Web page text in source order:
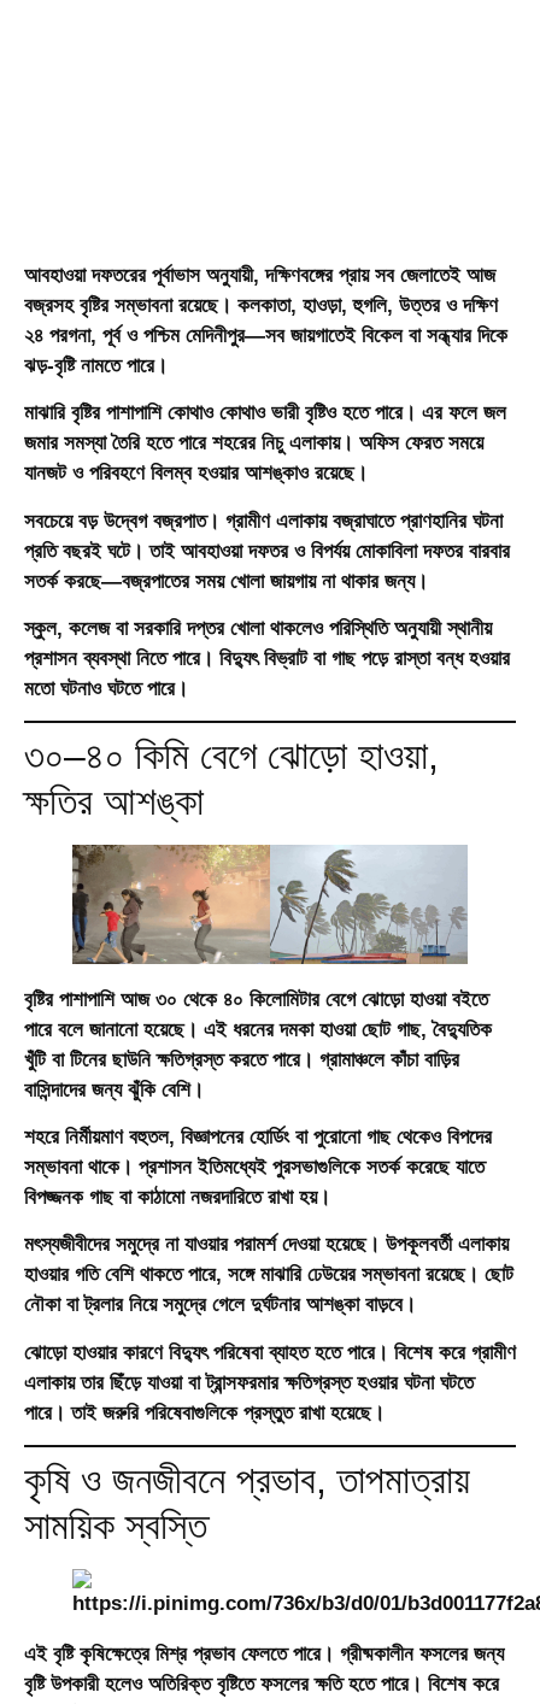
আবহাওয়া দফতরের পূর্বাভাস অনুযায়ী, দক্ষিণবঙ্গের প্রায় সব জেলাতেই আজ
বজ্রসহ বৃষ্টির সম্ভাবনা রয়েছে। কলকাতা, হাওড়া, হুগলি, উত্তর ও দক্ষিণ
২৪ পরগনা, পূর্ব ও পশ্চিম মেদিনীপুর—সব জায়গাতেই বিকেল বা সন্ধ্যার দিকে
ঝড়-বৃষ্টি নামতে পারে।
মাঝারি বৃষ্টির পাশাপাশি কোথাও কোথাও ভারী বৃষ্টিও হতে পারে। এর ফলে জল
জমার সমস্যা তৈরি হতে পারে শহরের নিচু এলাকায়। অফিস ফেরত সময়ে
যানজট ও পরিবহণে বিলম্ব হওয়ার আশঙ্কাও রয়েছে।
সবচেয়ে বড় উদ্বেগ বজ্রপাত। গ্রামীণ এলাকায় বজ্রাঘাতে প্রাণহানির ঘটনা
প্রতি বছরই ঘটে। তাই আবহাওয়া দফতর ও বিপর্যয় মোকাবিলা দফতর বারবার
সতর্ক করছে—বজ্রপাতের সময় খোলা জায়গায় না থাকার জন্য।
স্কুল, কলেজ বা সরকারি দপ্তর খোলা থাকলেও পরিস্থিতি অনুযায়ী স্থানীয়
প্রশাসন ব্যবস্থা নিতে পারে। বিদ্যুৎ বিভ্রাট বা গাছ পড়ে রাস্তা বন্ধ হওয়ার
মতো ঘটনাও ঘটতে পারে।
৩০–৪০ কিমি বেগে ঝোড়ো হাওয়া,
ক্ষতির আশঙ্কা
বৃষ্টির পাশাপাশি আজ ৩০ থেকে ৪০ কিলোমিটার বেগে ঝোড়ো হাওয়া বইতে
পারে বলে জানানো হয়েছে। এই ধরনের দমকা হাওয়া ছোট গাছ, বৈদ্যুতিক
খুঁটি বা টিনের ছাউনি ক্ষতিগ্রস্ত করতে পারে। গ্রামাঞ্চলে কাঁচা বাড়ির
বাসিন্দাদের জন্য ঝুঁকি বেশি।
শহরে নির্মীয়মাণ বহুতল, বিজ্ঞাপনের হোর্ডিং বা পুরোনো গাছ থেকেও বিপদের
সম্ভাবনা থাকে। প্রশাসন ইতিমধ্যেই পুরসভাগুলিকে সতর্ক করেছে যাতে
বিপজ্জনক গাছ বা কাঠামো নজরদারিতে রাখা হয়।
মৎস্যজীবীদের সমুদ্রে না যাওয়ার পরামর্শ দেওয়া হয়েছে। উপকূলবর্তী এলাকায়
হাওয়ার গতি বেশি থাকতে পারে, সঙ্গে মাঝারি ঢেউয়ের সম্ভাবনা রয়েছে। ছোট
নৌকা বা ট্রলার নিয়ে সমুদ্রে গেলে দুর্ঘটনার আশঙ্কা বাড়বে।
ঝোড়ো হাওয়ার কারণে বিদ্যুৎ পরিষেবা ব্যাহত হতে পারে। বিশেষ করে গ্রামীণ
এলাকায় তার ছিঁড়ে যাওয়া বা ট্রান্সফরমার ক্ষতিগ্রস্ত হওয়ার ঘটনা ঘটতে
পারে। তাই জরুরি পরিষেবাগুলিকে প্রস্তুত রাখা হয়েছে।
কৃষি ও জনজীবনে প্রভাব, তাপমাত্রায়
সাময়িক স্বস্তি
এই বৃষ্টি কৃষিক্ষেত্রে মিশ্র প্রভাব ফেলতে পারে। গ্রীষ্মকালীন ফসলের জন্য
বৃষ্টি উপকারী হলেও অতিরিক্ত বৃষ্টিতে ফসলের ক্ষতি হতে পারে। বিশেষ করে